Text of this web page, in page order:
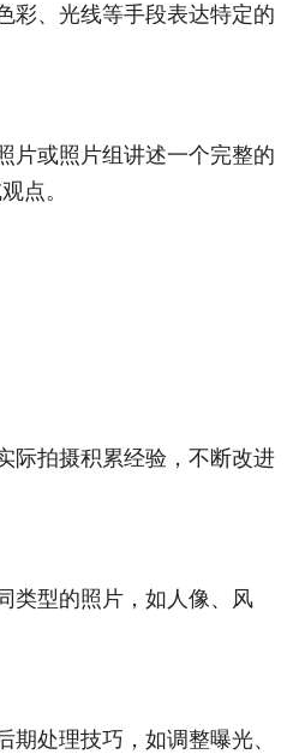
彩、光线等手段表达特定的
片或照片组讲述一个完整的
点。
际拍摄积累经验，不断改进
类型的照片，如人像、风
期处理技巧，如调整曝光、